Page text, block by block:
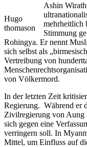
Hugo
thomason
Ashin
mehrheitlich
Stimmung
Rohingya. Er nennt
sich selbst als
Vertreibung von
von Völkermord.
In der letzten Zeit
Regierung. Während er
Zivilregierung von
sich gegen eine
verringern soll. In
Mittel, um Einfluss auf